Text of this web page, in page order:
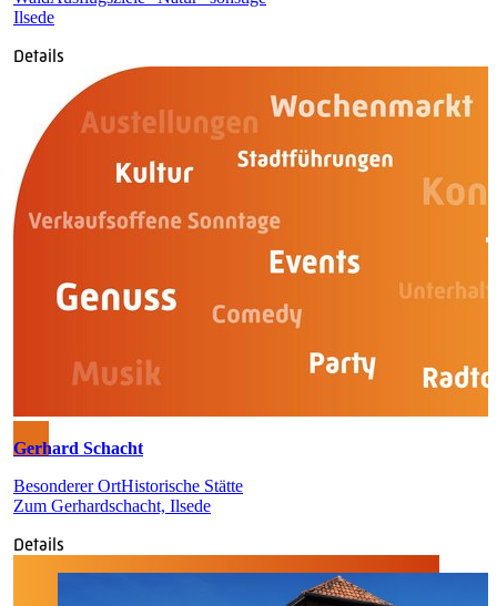
Ilsede
Details
Gerhard Schacht
Besonderer OrtHistorische Stätte
Zum Gerhardschacht, Ilsede
Details